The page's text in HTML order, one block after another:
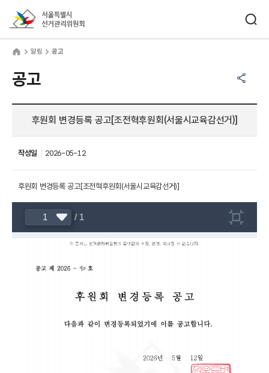
알림 공고
공고
후원회 변경등록 공고[조전혁후원회(서울시교육감선거)]
작성일 2026-05-12
후원회 변경등록 공고[조전혁후원회(서울시교육감선거)]